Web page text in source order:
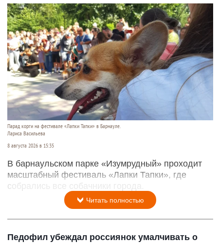
Парад корги на фестивале «Лапки Тапки» в Барнауле.
Лариса Васильева
8 августа 2026 в 15:35
В барнаульском парке «Изумрудный» проходит
масштабный фестиваль «Лапки Тапки», где
собрались все собачники города.
Читать полностью
Педофил убеждал россиянок умалчивать о